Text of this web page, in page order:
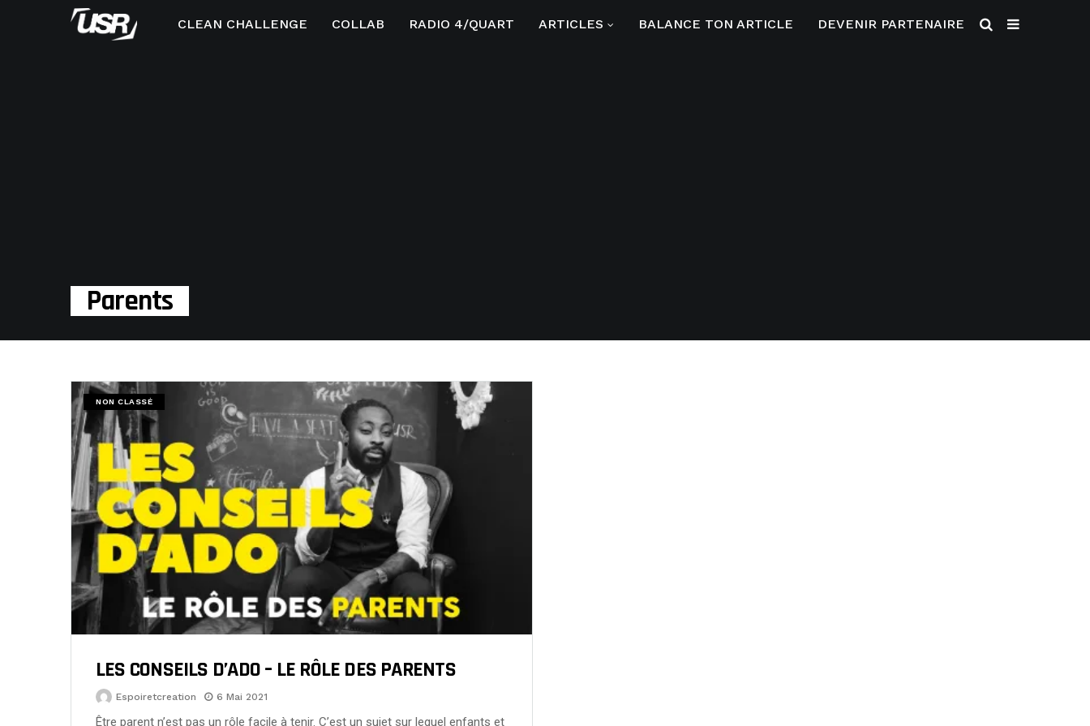
CLEAN CHALLENGE COLLAB RADIO 4/QUART ARTICLES BALANCE TON ARTICLE DEVENIR PARTENAIRE
Parents
NON CLASSÉ
LES CONSEILS D’ADO – LE RÔLE DES PARENTS
Espoiretcreation 6 Mai 2021
Être parent n’est pas un rôle facile à tenir. C’est un sujet sur lequel enfants et